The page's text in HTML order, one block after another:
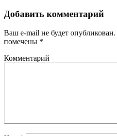
Добавить комментарий
Ваш e-mail не будет опубликован.
помечены *
Комментарий